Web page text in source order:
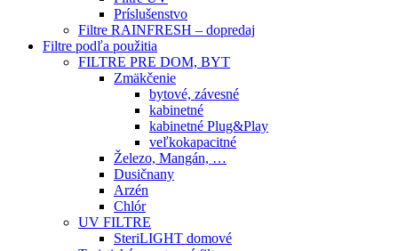
Príslušenstvo
Filtre RAINFRESH – dopredaj
Filtre podľa použitia
FILTRE PRE DOM, BYT
Zmäkčenie
bytové, závesné
kabinetné
kabinetné Plug&Play
veľkokapacitné
Železo, Mangán, …
Dusičnany
Arzén
Chlór
UV FILTRE
SteriLIGHT domové